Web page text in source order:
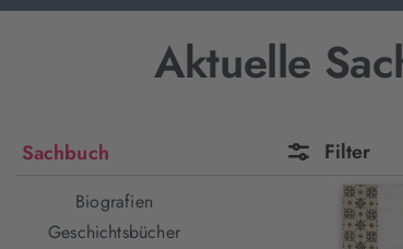
Aktuelle
Sachbuch
Biografien
Geschichtsbücher
Filter